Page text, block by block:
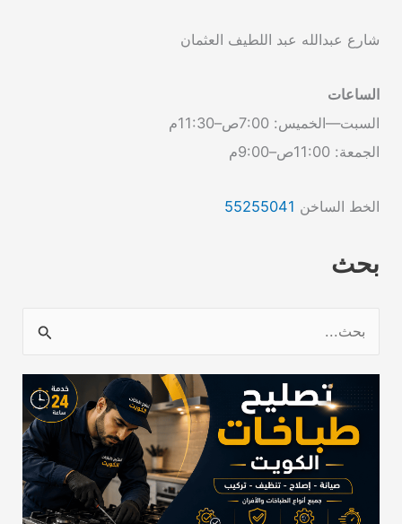
شارع عبدالله عبد اللطيف العثمان
الساعات
السبت—الخميس: 7:00ص–11:30م
الجمعة: 11:00ص–9:00م
الخط الساخن 55255041
بحث